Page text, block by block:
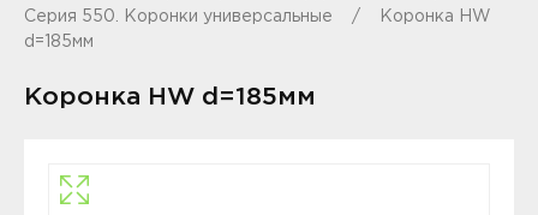
Серия 550. Коронки универсальные
Коронка HW
d=185мм
Коронка HW d=185мм